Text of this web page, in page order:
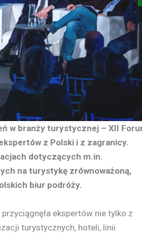
w branży turystycznej – XII
z Polski i z zagranicy.
dotyczących m.in.
na turystykę zrównoważoną,
biur podróży.
ekspertów nie tylko z
turystycznych, hoteli, linii